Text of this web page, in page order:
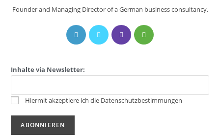
Founder and Managing Director of a German business consultancy.
Inhalte via Newsletter:
Hiermit akzeptiere ich die Datenschutzbestimmungen